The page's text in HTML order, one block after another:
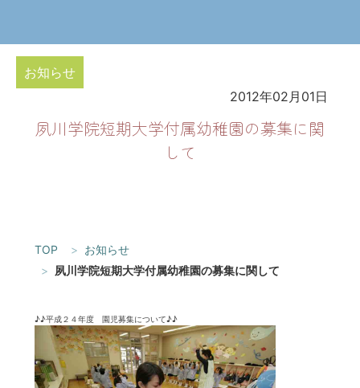
お知らせ
2012年02月01日
夙川学院短期大学付属幼稚園の募集に関
して
TOP
お知らせ
夙川学院短期大学付属幼稚園の募集に関して
♪♪平成２４年度 園児募集について♪♪